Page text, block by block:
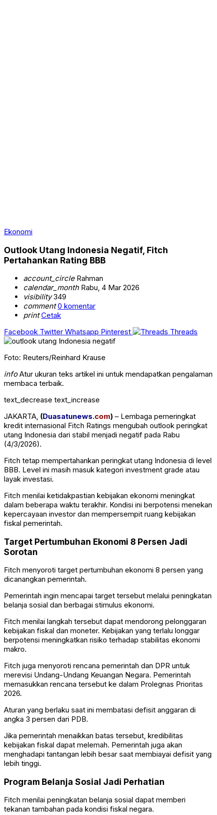
Ekonomi
Outlook Utang Indonesia Negatif, Fitch
Pertahankan Rating BBB
account_circleRahman
calendar_monthRabu, 4 Mar 2026
visibility349
comment 0 komentar
print Cetak
Facebook Twitter Whatsapp Pinterest Threads
Foto: Reuters/Reinhard Krause
infoAtur ukuran teks artikel ini untuk mendapatkan pengalaman
membaca terbaik.
text_decrease text_increase
JAKARTA, (Duasatunews.com) – Lembaga pemeringkat
kredit internasional Fitch Ratings mengubah outlook peringkat
utang Indonesia dari stabil menjadi negatif pada Rabu
(4/3/2026).
Fitch tetap mempertahankan peringkat utang Indonesia di level
BBB. Level ini masih masuk kategori investment grade atau
layak investasi.
Fitch menilai ketidakpastian kebijakan ekonomi meningkat
dalam beberapa waktu terakhir. Kondisi ini berpotensi menekan
kepercayaan investor dan mempersempit ruang kebijakan
fiskal pemerintah.
Target Pertumbuhan Ekonomi 8 Persen Jadi
Sorotan
Fitch menyoroti target pertumbuhan ekonomi 8 persen yang
dicanangkan pemerintah.
Pemerintah ingin mencapai target tersebut melalui peningkatan
belanja sosial dan berbagai stimulus ekonomi.
Fitch menilai langkah tersebut dapat mendorong pelonggaran
kebijakan fiskal dan moneter. Kebijakan yang terlalu longgar
berpotensi meningkatkan risiko terhadap stabilitas ekonomi
makro.
Fitch juga menyoroti rencana pemerintah dan DPR untuk
merevisi Undang-Undang Keuangan Negara. Pemerintah
memasukkan rencana tersebut ke dalam Prolegnas Prioritas
2026.
Aturan yang berlaku saat ini membatasi defisit anggaran di
angka 3 persen dari PDB.
Jika pemerintah menaikkan batas tersebut, kredibilitas
kebijakan fiskal dapat melemah. Pemerintah juga akan
menghadapi tantangan lebih besar saat membiayai defisit yang
lebih tinggi.
Program Belanja Sosial Jadi Perhatian
Fitch menilai peningkatan belanja sosial dapat memberi
tekanan tambahan pada kondisi fiskal negara.